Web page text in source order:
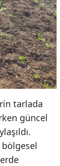
tarlada
güncel